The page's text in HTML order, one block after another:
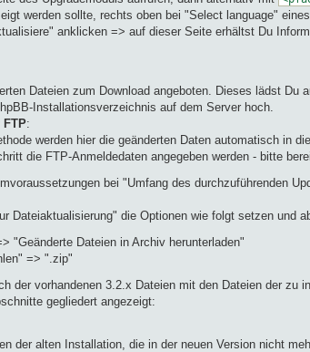
werden sollte, rechts oben bei "Select language"
anklicken => auf dieser Seite erhältst Du
Dateien zum Download angeboten. Dieses lädst
Installationsverzeichnis auf dem Server hoch.
:
werden hier die geänderten Daten automatisch in
die FTP-Anmeldedaten angegeben werden - bitte
bei "Umfang des durchzuführenden
Dateiaktualisierung" die Optionen wie folgt setzen und
"Geänderte Dateien in Archiv herunterladen"
=> ".zip"
der vorhandenen 3.2.x Dateien mit den Dateien der zu
gegliedert angezeigt:
der alten Installation, die in der neuen Version nicht